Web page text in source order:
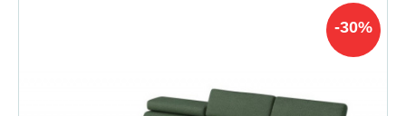
-30%